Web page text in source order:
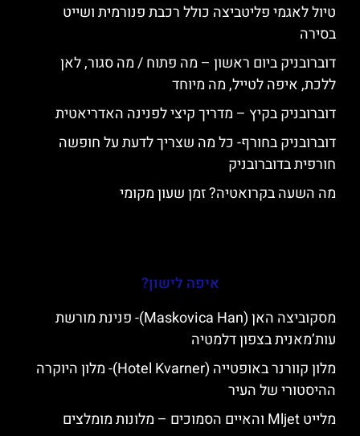
טיול לאגמי פליטביצה כולל רכבת פנורמית ושייט
בסירה
דוברובניק ביום ראשון – מה פתוח / מה סגור, לאן
ללכת, איפה לטייל, מה מיוחד
דוברובניק בקיץ – מדריך קיצי לפנינה האדריאטית
דוברובניק בחורף- כל מה שצריך לדעת על חופשה
חורפית בדוברובניק
מה השעה בקרואטיה? זמן שעון מקומי
איפה לישון?
מסקוביצה האן (Maskovica Han)- פנינת מורשת
עות’מאנית בצפון דלמטיה
מלון קוורנר באופטייה (Hotel Kvarner)- מלון היוקרה
ההיסטורי של העיר
מלייט Mljet והאיים הסמוכים – מלונות מומלצים